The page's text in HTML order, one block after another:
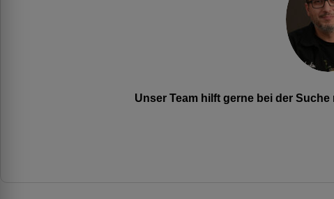
Unser Team hilft gerne bei der